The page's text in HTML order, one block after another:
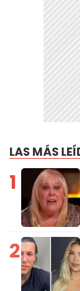
LAS MÁS
1
2